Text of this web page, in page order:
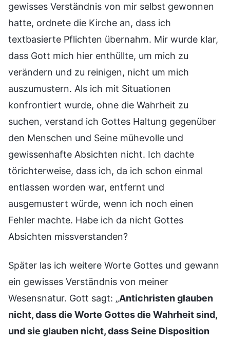
gewisses Verständnis von mir selbst gewonnen
hatte, ordnete die Kirche an, dass ich
textbasierte Pflichten übernahm. Mir wurde klar,
dass Gott mich hier enthüllte, um mich zu
verändern und zu reinigen, nicht um mich
auszumustern. Als ich mit Situationen
konfrontiert wurde, ohne die Wahrheit zu
suchen, verstand ich Gottes Haltung gegenüber
den Menschen und Seine mühevolle und
gewissenhafte Absichten nicht. Ich dachte
törichterweise, dass ich, da ich schon einmal
entlassen worden war, entfernt und
ausgemustert würde, wenn ich noch einen
Fehler machte. Habe ich da nicht Gottes
Absichten missverstanden?
Später las ich weitere Worte Gottes und gewann
ein gewisses Verständnis von meiner
Wesensnatur. Gott sagt: „Antichristen glauben
nicht, dass die Worte Gottes die Wahrheit sind,
und sie glauben nicht, dass Seine Disposition